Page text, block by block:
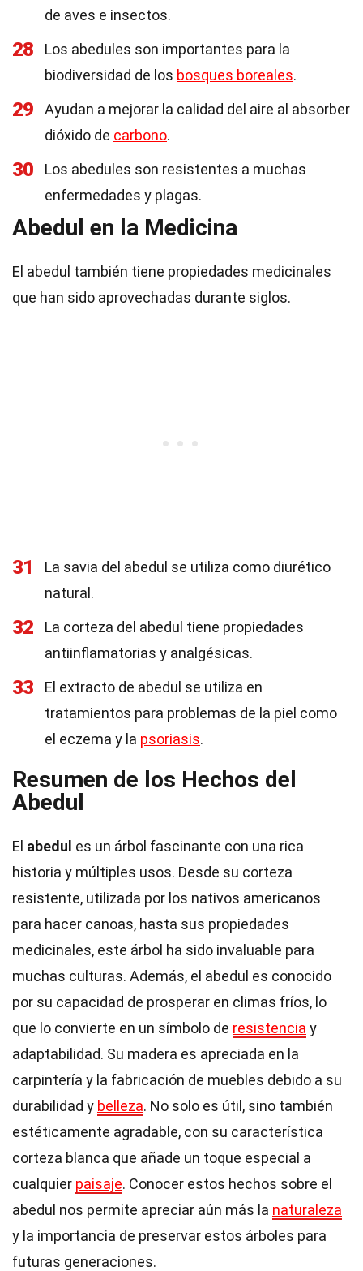
de aves e insectos.
28
Los abedules son importantes para la
biodiversidad de los bosques boreales.
29
Ayudan a mejorar la calidad del aire al absorber
dióxido de carbono.
30
Los abedules son resistentes a muchas
enfermedades y plagas.
Abedul en la Medicina
El abedul también tiene propiedades medicinales
que han sido aprovechadas durante siglos.
31
La savia del abedul se utiliza como diurético
natural.
32
La corteza del abedul tiene propiedades
antiinflamatorias y analgésicas.
33
El extracto de abedul se utiliza en
tratamientos para problemas de la piel como
el eczema y la psoriasis.
Resumen de los Hechos del
Abedul
El abedul es un árbol fascinante con una rica
historia y múltiples usos. Desde su corteza
resistente, utilizada por los nativos americanos
para hacer canoas, hasta sus propiedades
medicinales, este árbol ha sido invaluable para
muchas culturas. Además, el abedul es conocido
por su capacidad de prosperar en climas fríos, lo
que lo convierte en un símbolo de resistencia y
adaptabilidad. Su madera es apreciada en la
carpintería y la fabricación de muebles debido a su
durabilidad y belleza. No solo es útil, sino también
estéticamente agradable, con su característica
corteza blanca que añade un toque especial a
cualquier paisaje. Conocer estos hechos sobre el
abedul nos permite apreciar aún más la naturaleza
y la importancia de preservar estos árboles para
futuras generaciones.